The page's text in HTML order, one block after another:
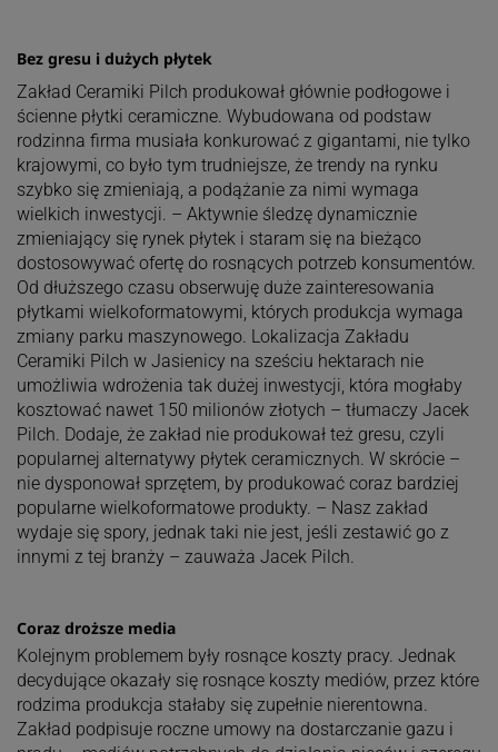
Bez gresu i dużych płytek
Zakład Ceramiki Pilch produkował głównie podłogowe i
ścienne płytki ceramiczne. Wybudowana od podstaw
rodzinna firma musiała konkurować z gigantami, nie tylko
krajowymi, co było tym trudniejsze, że trendy na rynku
szybko się zmieniają, a podążanie za nimi wymaga
wielkich inwestycji. – Aktywnie śledzę dynamicznie
zmieniający się rynek płytek i staram się na bieżąco
dostosowywać ofertę do rosnących potrzeb konsumentów.
Od dłuższego czasu obserwuję duże zainteresowania
płytkami wielkoformatowymi, których produkcja wymaga
zmiany parku maszynowego. Lokalizacja Zakładu
Ceramiki Pilch w Jasienicy na sześciu hektarach nie
umożliwia wdrożenia tak dużej inwestycji, która mogłaby
kosztować nawet 150 milionów złotych – tłumaczy Jacek
Pilch. Dodaje, że zakład nie produkował też gresu, czyli
popularnej alternatywy płytek ceramicznych. W skrócie –
nie dysponował sprzętem, by produkować coraz bardziej
popularne wielkoformatowe produkty. – Nasz zakład
wydaje się spory, jednak taki nie jest, jeśli zestawić go z
innymi z tej branży – zauważa Jacek Pilch.
Coraz droższe media
Kolejnym problemem były rosnące koszty pracy. Jednak
decydujące okazały się rosnące koszty mediów, przez które
rodzima produkcja stałaby się zupełnie nierentowna.
Zakład podpisuje roczne umowy na dostarczanie gazu i